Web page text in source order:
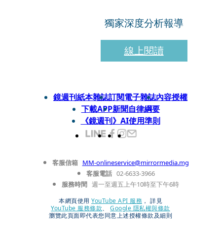
獨家深度分析報導
線上閱讀
鏡週刊紙本雜誌訂閱電子雜誌內容授權
下載APP新聞自律綱要
《鏡週刊》AI使用準則
客服信箱 MM-onlineservice@mirrormedia.mg
客服電話 02-6633-3966
服務時間 週一至週五上午10時至下午6時
本網頁使用 YouTube API 服務 ， 詳見
YouTube 服務條款、
Google 隱私權與條款
瀏覽此頁面即代表您同意上述授權條款及細則